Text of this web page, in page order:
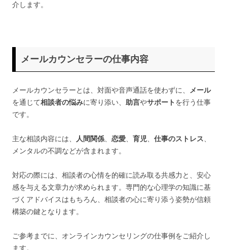
介します。
メールカウンセラーの仕事内容
メールカウンセラーとは、対面や音声通話を使わずに、 メール
を通じて相談者の悩みに寄り添い、 助言やサポート を行う仕事
です。
主な相談内容には、 人間関係、 恋愛、 育児、 仕事のストレス、
メンタルの不調などが含まれます。
対応の際には、相談者の心情を的確に読み取る共感力と、安心
感を与える文章力が求められます。専門的な心理学の知識に基
づくアドバイスはもちろん、相談者の心に寄り添う姿勢が信頼
構築の鍵となります。
ご参考までに、オンラインカウンセリングの仕事例をご紹介し
ます。